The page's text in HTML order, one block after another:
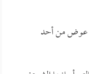
عوض من أحد